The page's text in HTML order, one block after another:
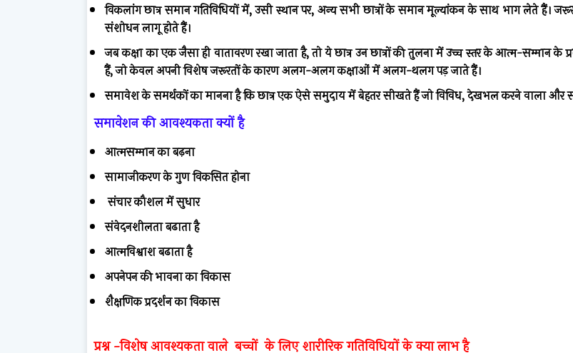
विकलांग छात्र समान गतिविधियों में, उसी स्थान पर, अन्य सभी छात्रों के समान मूल्यांकन के साथ भाग लेते हैं।
संशोधन लागू होते हैं।
जब कक्षा का एक जैसा ही वातावरण रखा जाता है, तो ये छात्र उन छात्रों की तुलना में उच्च स्तर के आत्म-सम्मान के
हैं, जो केवल अपनी विशेष जरूरतों के कारण अलग-अलग कक्षाओं में अलग-थलग पड़ जाते हैं।
समावेश के समर्थकों का मानना है कि छात्र एक ऐसे समुदाय में बेहतर सीखते हैं जो विविध, देखभल करने वाला और
समावेशन की आवश्यकता क्यों है
आत्मसम्मान का बढ़ना
सामाजीकरण के गुण विकसित होना
संचार कौशल में सुधार
संवेदनशीलता बढाता है
आत्मविश्वाश बढाता है
अपनेपन की भावना का विकास
शैक्षणिक प्रदर्शन का विकास
प्रश्न -विशेष आवश्यकता वाले बच्चों के लिए शारीरिक गतिविधियों के क्या लाभ है